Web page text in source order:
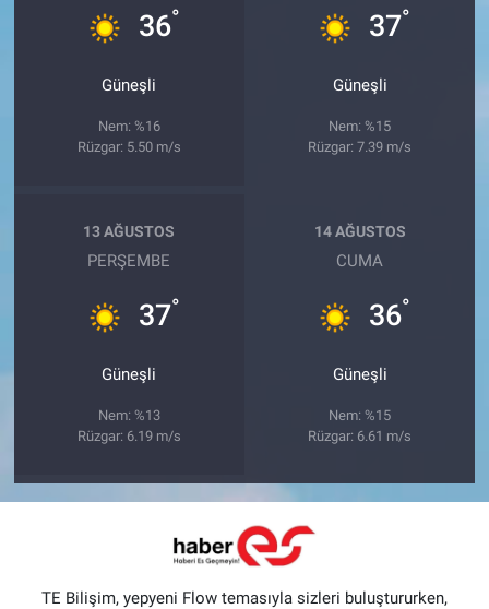
36°
Güneşli
Nem: %16
Rüzgar: 5.50 m/s
37°
Güneşli
Nem: %15
Rüzgar: 7.39 m/s
13 AĞUSTOS
PERŞEMBE
37°
Güneşli
Nem: %13
Rüzgar: 6.19 m/s
14 AĞUSTOS
CUMA
36°
Güneşli
Nem: %15
Rüzgar: 6.61 m/s
TE Bilişim, yepyeni Flow temasıyla sizleri buluştururken,